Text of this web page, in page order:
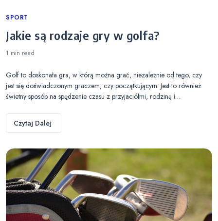
Categories
SPORT
Jakie są rodzaje gry w golfa?
1 min read
Golf to doskonała gra, w którą można grać, niezależnie od tego, czy
jest się doświadczonym graczem, czy początkującym. Jest to również
świetny sposób na spędzenie czasu z przyjaciółmi, rodziną i…
Czytaj Dalej